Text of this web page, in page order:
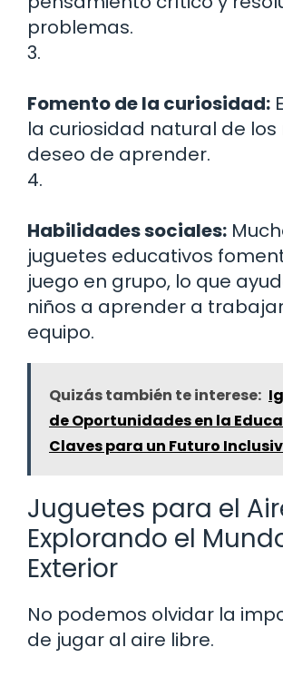
problemas.
3.
Fomento de la curiosidad:
la curiosidad natural de los
deseo de aprender.
4.
Habilidades sociales:
juguetes educativos
juego en grupo, lo que
niños a aprender a
equipo.
Quizás también te interese:
de Oportunidades en la
Claves para un Futuro
Juguetes para el
Explorando el
Exterior
No podemos olvidar la
de jugar al aire libre.